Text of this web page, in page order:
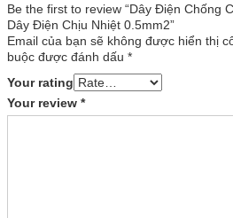
Be the first to review “Dây Điện Chống
Dây Điện Chịu Nhiệt 0.5mm2”
Email của bạn sẽ không được hiển thị
buộc được đánh dấu *
Your rating
Your review *